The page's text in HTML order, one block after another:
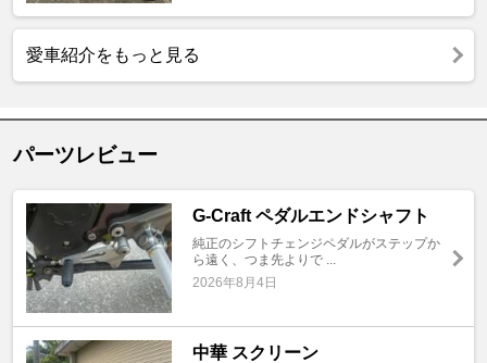
愛車紹介をもっと見る
パーツレビュー
G-Craft ペダルエンドシャフト
純正のシフトチェンジペダルがステップか
ら遠く、つま先よりで ...
2026年8月4日
中華 スクリーン